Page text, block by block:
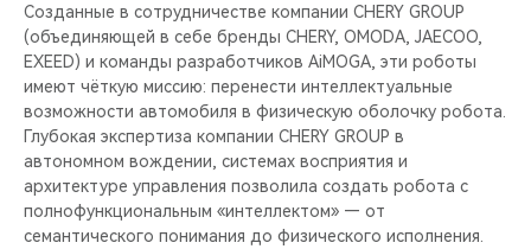
Созданные в сотрудничестве компании CHERY GROUP
(объединяющей в себе бренды CHERY, OMODA, JAECOO,
EXEED) и команды разработчиков AiMOGA, эти роботы
имеют чёткую миссию: перенести интеллектуальные
возможности автомобиля в физическую оболочку робота.
Глубокая экспертиза компании CHERY GROUP в
автономном вождении, системах восприятия и
архитектуре управления позволила создать робота с
полнофункциональным «интеллектом» — от
семантического понимания до физического исполнения.